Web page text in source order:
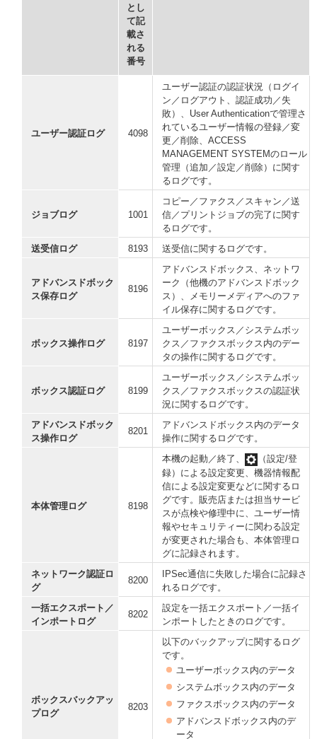
とし
て記
載さ
れる
番号
ユーザー認証ログ 4098
ユーザー認証の認証状況（ログイ
ン／ログアウト、認証成功／失
敗）、User Authenticationで管理さ
れているユーザー情報の登録／変
更／削除、ACCESS
MANAGEMENT SYSTEMのロール
管理（追加／設定／削除）に関す
るログです。
ジョブログ 1001
コピー／ファクス／スキャン／送
信／プリントジョブの完了に関す
るログです。
送受信ログ
8193 送受信に関するログです。
アドバンスドボック
ス保存ログ
8196
アドバンスドボックス、ネットワ
ーク（他機のアドバンスドボック
ス）、メモリーメディアへのファ
イル保存に関するログです。
ボックス操作ログ 8197
ユーザーボックス／システムボッ
クス／ファクスボックス内のデー
タの操作に関するログです。
ボックス認証ログ 8199
ユーザーボックス／システムボッ
クス／ファクスボックスの認証状
況に関するログです。
アドバンスドボック
ス操作ログ
8201
アドバンスドボックス内のデータ
操作に関するログです。
本体管理ログ 8198
本機の起動／終了、
（設定/登
録）による設定変更、機器情報配
信による設定変更などに関するロ
グです。販売店または担当サービ
スが点検や修理中に、ユーザー情
報やセキュリティーに関わる設定
が変更された場合も、本体管理ロ
グに記録されます。
ネットワーク認証ロ
グ
8200
IPSec通信に失敗した場合に記録さ
れるログです。
一括エクスポート／
インポートログ
8202
設定を一括エクスポート／一括イ
ンポートしたときのログです。
ボックスバックアッ
プログ
8203
以下のバックアップに関するログ
です。
ユーザーボックス内のデータ
システムボックス内のデータ
ファクスボックス内のデータ
アドバンスドボックス内のデ
ータ